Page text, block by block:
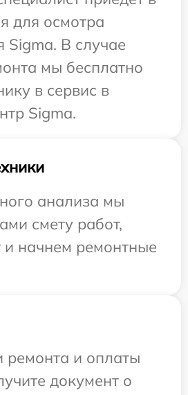
для осмотра
Sigma. В случае
мы бесплатно
в сервис в
Sigma.
анализа мы
смету работ,
и начнем ремонтные
ремонта и оплаты
документ о